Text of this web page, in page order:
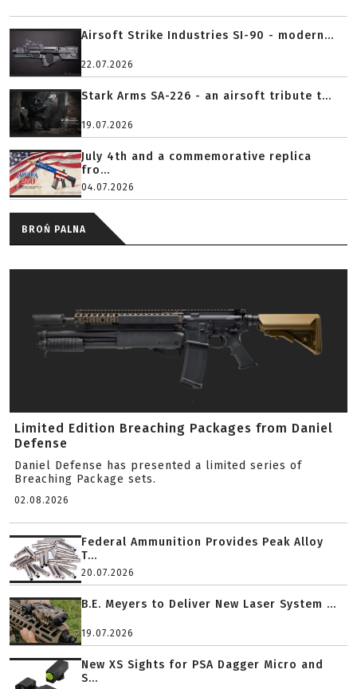
Airsoft Strike Industries SI-90 - modern...
22.07.2026
Stark Arms SA-226 - an airsoft tribute t...
19.07.2026
July 4th and a commemorative replica
fro...
04.07.2026
BROŃ PALNA
Limited Edition Breaching Packages from Daniel
Defense
Daniel Defense has presented a limited series of
Breaching Package sets.
02.08.2026
Federal Ammunition Provides Peak Alloy
T...
20.07.2026
B.E. Meyers to Deliver New Laser System ...
19.07.2026
New XS Sights for PSA Dagger Micro and
S...